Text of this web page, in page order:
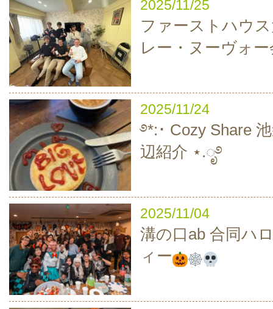
2025/11/25
ファーストハウ
レー・ヌーヴォー
2025/11/24
࿔*:･ Cozy Share
辺紹介 ⋆.ೃ࿔
2025/11/04
溝の口ab 合同ハ
ィー